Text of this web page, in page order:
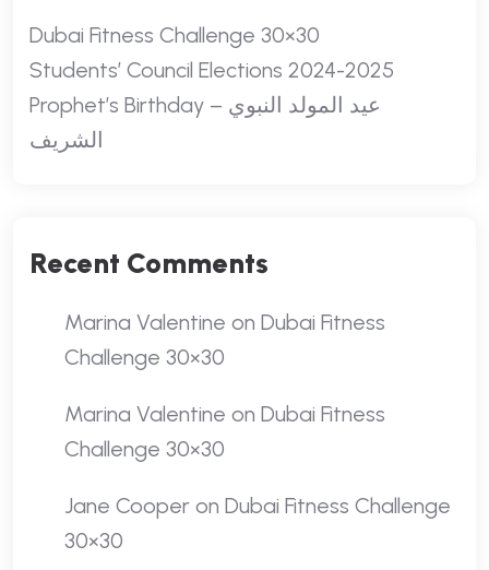
Dubai Fitness Challenge 30×30
Students’ Council Elections 2024-2025
Prophet’s Birthday – عيد المولد النبوي
الشريف
Recent Comments
Marina Valentine on Dubai Fitness
Challenge 30×30
Marina Valentine on Dubai Fitness
Challenge 30×30
Jane Cooper on Dubai Fitness Challenge
30×30